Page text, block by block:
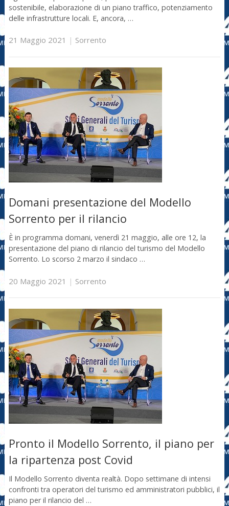
sostenibile, elaborazione di un piano traffico, potenziamento
delle infrastrutture locali. E, ancora, …
21 Maggio 2021 | Sorrento
Domani presentazione del Modello
Sorrento per il rilancio
È in programma domani, venerdì 21 maggio, alle ore 12, la
presentazione del piano di rilancio del turismo del Modello
Sorrento. Lo scorso 2 marzo il sindaco …
20 Maggio 2021 | Sorrento
Pronto il Modello Sorrento, il piano per
la ripartenza post Covid
Il Modello Sorrento diventa realtà. Dopo settimane di intensi
confronti tra operatori del turismo ed amministratori pubblici, il
piano per il rilancio del …